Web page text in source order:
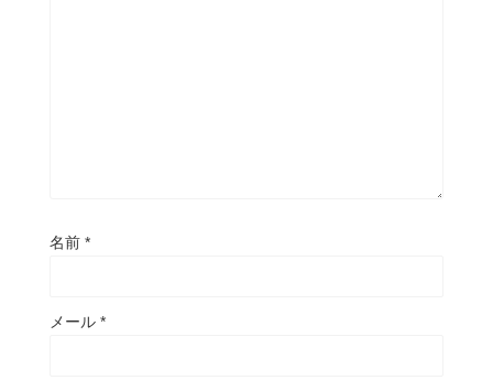
名前 *
メール *